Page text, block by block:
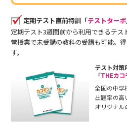
定期テスト直前特訓「テストターボ
定期テスト3週間前から利用できるテス
常授業で未受講の教科の受講も可能。
す。
テスト対策
「THEカコ
全国の中学
出題率の高
オリジナル